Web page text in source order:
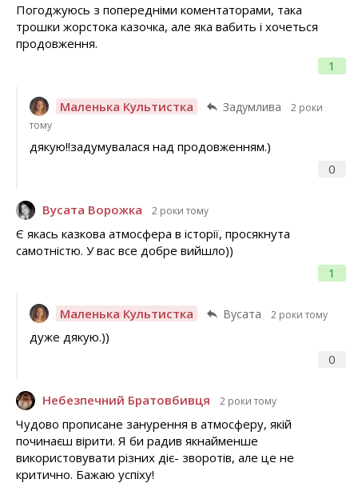
1
Погоджуюсь з попередніми коментаторами, така
трошки жорстока казочка, але яка вабить і хочеться
продовження.
Маленька Культистка Задумлива
2 роки
тому
0
дякую!!задумувалася над продовженням.)
Вусата Ворожка 2 роки тому
1
Є якась казкова атмосфера в історії, просякнута
самотністю. У вас все добре вийшло))
Маленька Культистка Вусата 2 роки тому
0
дуже дякую.))
Небезпечний Братовбивця 2 роки тому
Чудово прописане занурення в атмосферу, якій
починаєш вірити. Я би радив якнайменше
використовувати різних діє- зворотів, але це не
критично. Бажаю успіху!